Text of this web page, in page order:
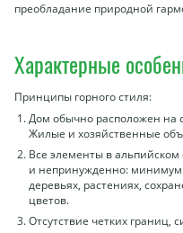
преобладание природной
Характерные
Принципы горного стиля:
Дом обычно расположен на
Жилые и хозяйственные
Все элементы в
и непринужденно: минимум
деревьях, растениях,
цветов.
Отсутствие четких границ,